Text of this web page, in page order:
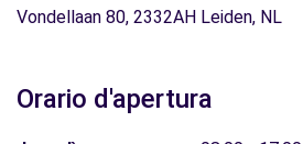
Vondellaan 80, 2332AH Leiden, NL
Orario d'apertura